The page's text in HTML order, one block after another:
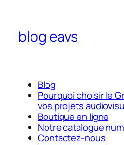
blog eavs
Blog
Pourquoi choisir le
vos projets
Boutique en ligne
Notre catalogue
Contactez-nous